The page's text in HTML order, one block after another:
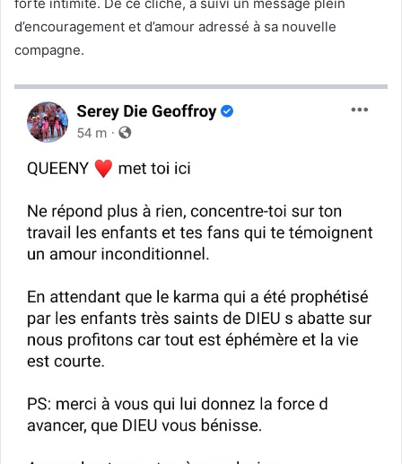
d’encouragement et d’amour adressé à sa nouvelle
compagne.